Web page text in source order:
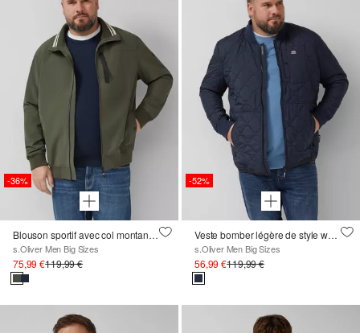
-36%
Blouson sportif avec col montant et bords-côtes
s.Oliver Men Big Sizes
75,99 €119,99 €
-52%
Veste bomber légère de style workwear
s.Oliver Men Big Sizes
56,99 €119,99 €